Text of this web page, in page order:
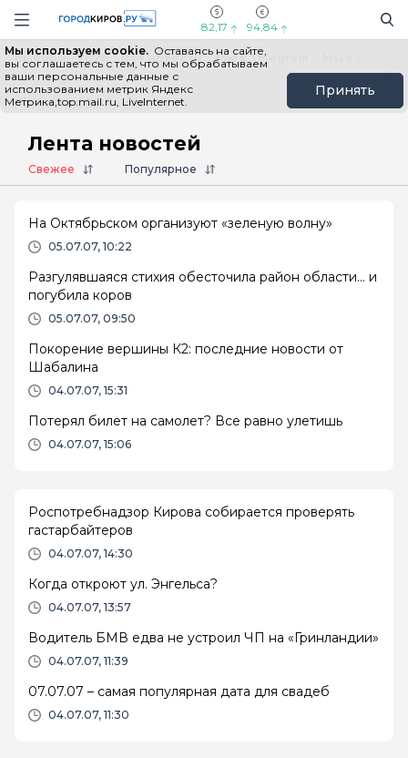
Навигация сайта
82,17 94,84
Мы используем cookie. Оставаясь на сайте,
вы соглашаетесь с тем, что мы обрабатываем
ваши персональные данные с
использованием метрик Яндекс
Метрика,top.mail.ru, LiveInternet.
Принять
Выборы - 2026 Все новости Мы в Telegram
Главная Лента новостей
Лента новостей
Свежее Популярное
На Октябрьском организуют «зеленую волну»
05.07.07, 10:22
Разгулявшаяся стихия обесточила район области… и
погубила коров
05.07.07, 09:50
Покорение вершины К2: последние новости от
Шабалина
04.07.07, 15:31
Потерял билет на самолет? Все равно улетишь
04.07.07, 15:06
Роспотребнадзор Кирова собирается проверять
гастарбайтеров
04.07.07, 14:30
Когда откроют ул. Энгельса?
04.07.07, 13:57
Водитель БМВ едва не устроил ЧП на «Гринландии»
04.07.07, 11:39
07.07.07 – самая популярная дата для свадеб
04.07.07, 11:30